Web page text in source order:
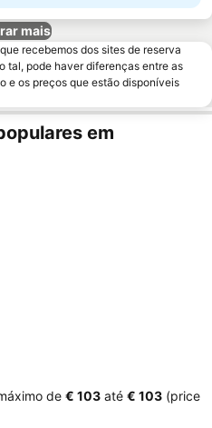
mais
recebemos dos sites de reserva
tal, pode haver diferenças entre as
e os preços que estão disponíveis
em
de ‎€ 103 até ‎€ 103 (price